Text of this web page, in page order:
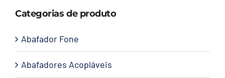
Categorias de produto
Abafador Fone
Abafadores Acopláveis